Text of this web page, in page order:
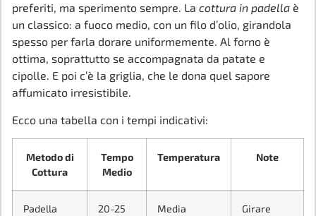
preferiti, ma sperimento sempre. La cottura in padella è
un classico: a fuoco medio, con un filo d’olio, girandola
spesso per farla dorare uniformemente. Al forno è
ottima, soprattutto se accompagnata da patate e
cipolle. E poi c’è la griglia, che le dona quel sapore
affumicato irresistibile.
Ecco una tabella con i tempi indicativi:
Metodo di
Cottura
Tempo
Medio
Temperatura Note
Padella
20-25
Media
Girare